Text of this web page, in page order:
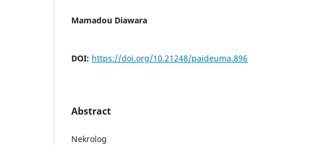
Mamadou Diawara
DOI: https://doi.org/10.21248/paideuma.896
Abstract
Nekrolog